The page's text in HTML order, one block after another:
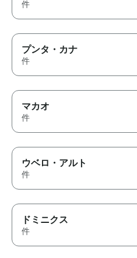
件
プンタ・カナ
件
マカオ
件
ウベロ・アルト
件
ドミニクス
件